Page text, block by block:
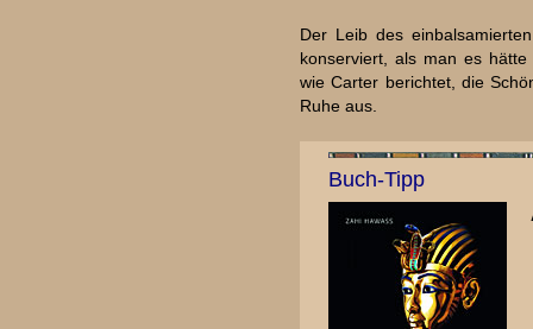
Der Leib des
konserviert, als man es
wie Carter berichtet, die
Ruhe aus.
Buch-Tipp